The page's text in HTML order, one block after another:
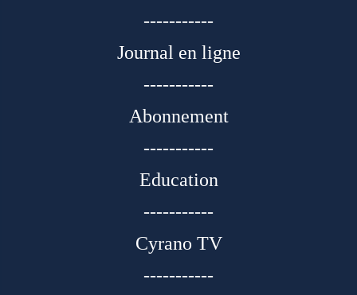
-----------
Journal en ligne
-----------
Abonnement
-----------
Education
-----------
Cyrano TV
-----------